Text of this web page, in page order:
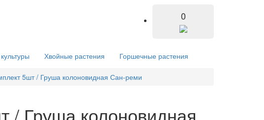
0
Хвойные растения Горшечные растения
5шт / Груша колоновидная Сан-реми
/ Груша колоновидная